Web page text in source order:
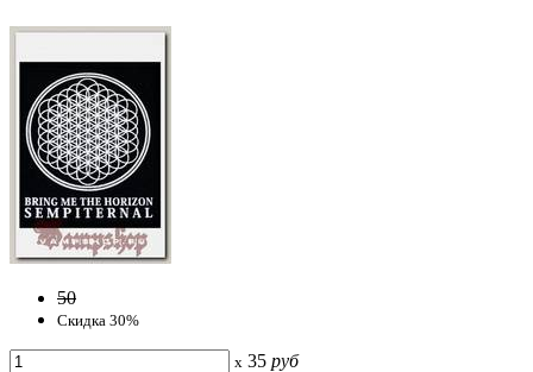
50
Скидка 30%
x 35 руб